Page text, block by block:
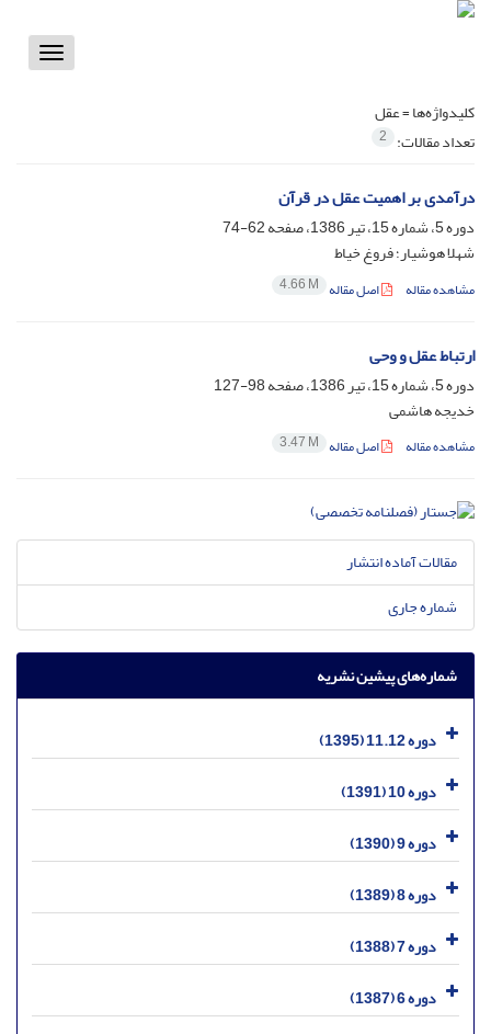
Toggle
کلیدواژه‌ها =عقل
تعداد مقالات: 2
درآمدی بر اهمیت عقل در قرآن
دوره 5، شماره 15، تیر 1386، صفحه
62-74
شهلا هوشیار؛ فروغ خیاط
مشاهده مقاله اصل مقاله 4.66 M
ارتباط عقل و وحی
دوره 5، شماره 15، تیر 1386، صفحه
98-127
خدیجه هاشمی
مشاهده مقاله اصل مقاله 3.47 M
مقالات آماده انتشار
شماره جاری
شماره‌های پیشین نشریه
دوره 11.12 (1395)
دوره 10 (1391)
دوره 9 (1390)
دوره 8 (1389)
دوره 7 (1388)
دوره 6 (1387)